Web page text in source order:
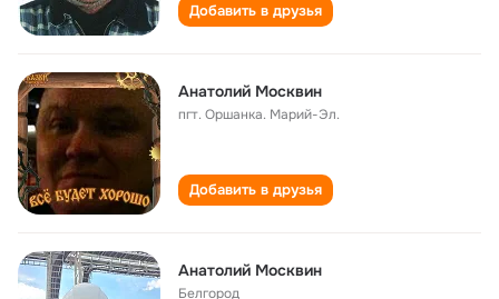
Добавить в друзья
Анатолий Москвин
пгт. Оршанка. Марий-Эл.
Добавить в друзья
Анатолий Москвин
Белгород